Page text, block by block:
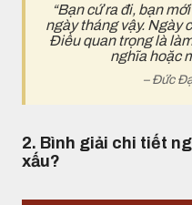
“Bạn cứ ra đi, bạn
ngày tháng vậy. Ngày
Điều quan trọng là
nghĩa hoặc
– Đức
2. Bình giải chi tiết
xấu?